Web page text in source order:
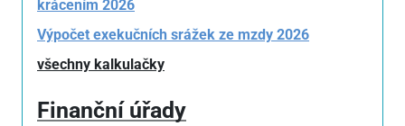
krácením 2026
Výpočet exekučních srážek ze mzdy 2026
všechny kalkulačky
Finanční úřady